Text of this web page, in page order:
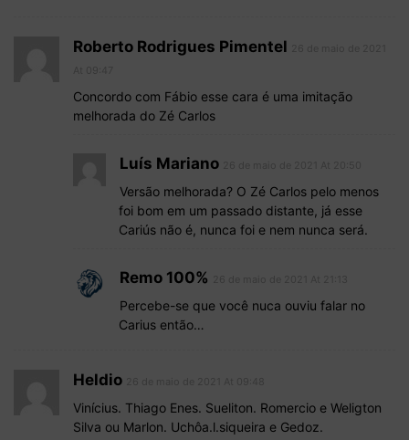
Roberto Rodrigues Pimentel
Concordo com Fábio esse cara é uma imitação
melhorada do Zé Carlos
Luís Mariano
Versão melhorada? O Zé Carlos pelo menos
foi bom em um passado distante, já esse
Cariús não é, nunca foi e nem nunca será.
Remo 100%
Percebe-se que você nuca ouviu falar no
Carius então…
Heldio
Vinícius. Thiago Enes. Sueliton. Romercio e Weligton
Silva ou Marlon. Uchôa.l.siqueira e Gedoz.